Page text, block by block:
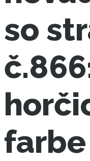
so
farbe